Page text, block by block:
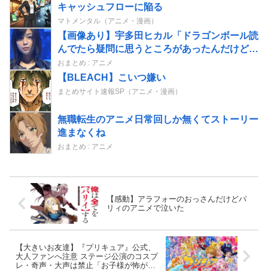
キャッシュフローに陥る
マトメンタル（アニメ・漫画）
【画像あり】宇多田ヒカル「ドラゴンボール読
んでたら疑問に思うところがあったんだけど」
⇒ｗｗ
おまとめ : アニメ
【BLEACH】こいつ嫌い
まとめサイト速報SP（アニメ・漫画）
無職転生のアニメ日常回しか無くてストーリー
進まなくね
おまとめ : アニメ
【感動】アラフォーのおっさんだけどパ
リィのアニメで泣いた
【大きいお友達】『プリキュア』公式、
大人ファンへ注意 ステージ公演のコスプ
レ・奇声・大声は禁止「お子様が怖がっ